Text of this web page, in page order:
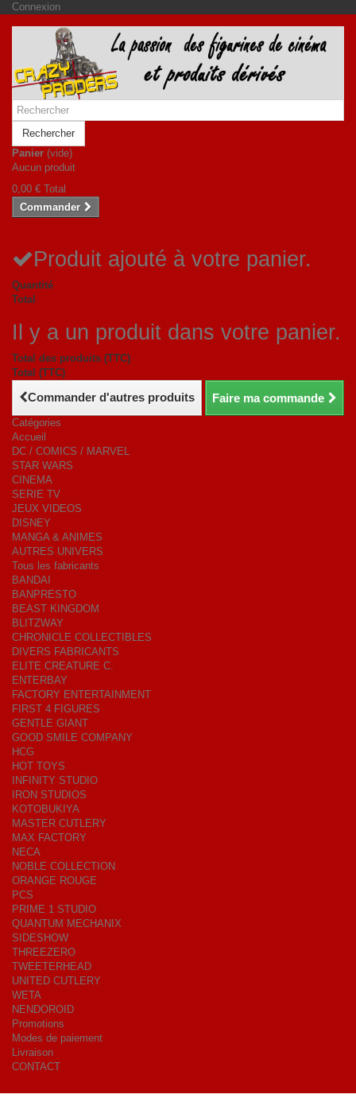
Connexion
Rechercher
Panier (vide)
Aucun produit
0,00 € Total
Commander
Produit ajouté à votre panier.
Quantité
Total
Il y a un produit dans votre panier.
Total des produits (TTC)
Total (TTC)
Commander d'autres produits Faire ma commande
Catégories
Accueil
DC / COMICS / MARVEL
STAR WARS
CINEMA
SERIE TV
JEUX VIDEOS
DISNEY
MANGA & ANIMES
AUTRES UNIVERS
Tous les fabricants
BANDAI
BANPRESTO
BEAST KINGDOM
BLITZWAY
CHRONICLE COLLECTIBLES
DIVERS FABRICANTS
ELITE CREATURE C.
ENTERBAY
FACTORY ENTERTAINMENT
FIRST 4 FIGURES
GENTLE GIANT
GOOD SMILE COMPANY
HCG
HOT TOYS
INFINITY STUDIO
IRON STUDIOS
KOTOBUKIYA
MASTER CUTLERY
MAX FACTORY
NECA
NOBLE COLLECTION
ORANGE ROUGE
PCS
PRIME 1 STUDIO
QUANTUM MECHANIX
SIDESHOW
THREEZERO
TWEETERHEAD
UNITED CUTLERY
WETA
NENDOROID
Promotions
Modes de paiement
Livraison
CONTACT